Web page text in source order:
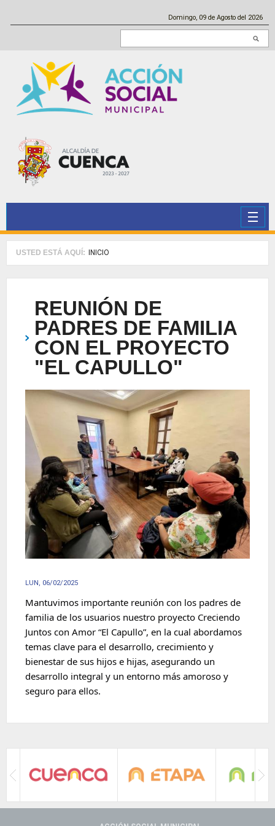
Domingo, 09 de Agosto del 2026
USTED ESTÁ AQUÍ: INICIO
REUNIÓN DE
PADRES DE FAMILIA
CON EL PROYECTO
"EL CAPULLO"
LUN, 06/02/2025
Mantuvimos importante reunión con los padres de
familia de los usuarios nuestro proyecto Creciendo
Juntos con Amor “El Capullo”, en la cual abordamos
temas clave para el desarrollo, crecimiento y
bienestar de sus hijos e hijas, asegurando un
desarrollo integral y un entorno más amoroso y
seguro para ellos.